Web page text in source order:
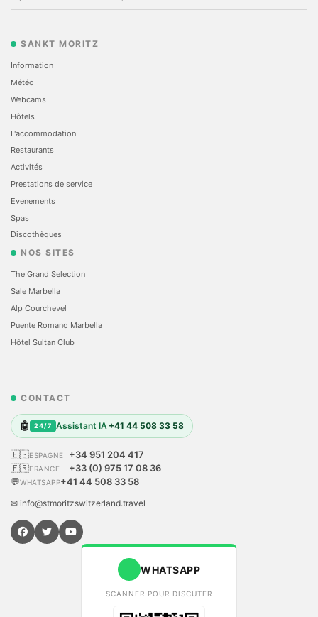
SANKT MORITZ
Information
Météo
Webcams
Hôtels
L'accommodation
Restaurants
Activités
Prestations de service
Evеnements
Spas
Discothèques
NOS SITES
The Grand Selection
Sale Marbella
Alp Courchevel
Puente Romano Marbella
Hôtel Sultan Club
CONTACT
🤖 24/7 Assistant IA +41 44 508 33 58
🇪🇸ESPAGNE
+34 951 204 417
🇫🇷FRANCE
+33 (0) 975 17 08 36
💬WHATSAPP+41 44 508 33 58
✉ info@stmoritzswitzerland.travel
WHATSAPP
SCANNER POUR DISCUTER